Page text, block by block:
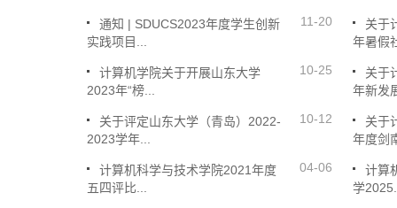
11-20
通知 | SDUCS2023年度学生创新
实践项目...
10-25
计算机学院关于开展山东大学
2023年“榜...
10-12
关于评定山东大学（青岛）2022-
2023学年...
04-06
计算机科学与技术学院2021年度
五四评比...
关于
年暑假
关于
年新发
关于
年度剑
计算
学